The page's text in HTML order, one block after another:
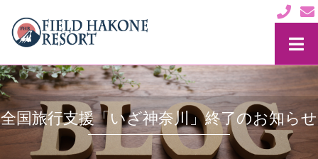
全国旅行支援「いざ神奈川」終了のお知らせ